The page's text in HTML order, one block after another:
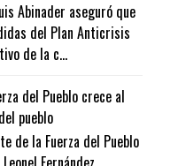
Abinader aseguró que
del Plan Anticrisis
de la c...
del Pueblo crece al
pueblo
de la Fuerza del Pueblo